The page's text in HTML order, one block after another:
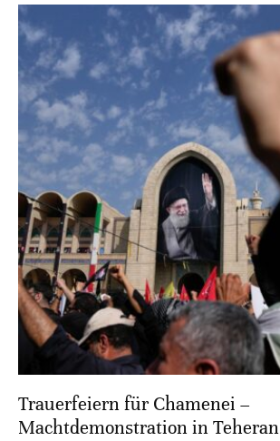
Trauerfeiern für Chamenei –
Machtdemonstration in Teheran